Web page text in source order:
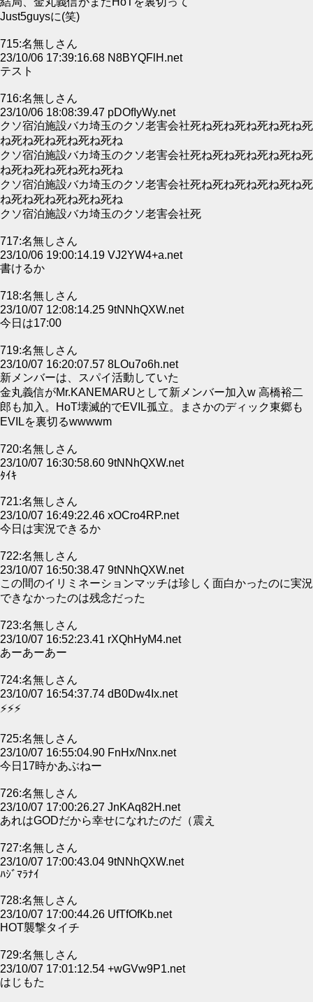
Just5guysに(笑)
715:名無しさん
23/10/06 17:39:16.68 N8BYQFlH.net
テスト
716:名無しさん
23/10/06 18:08:39.47 pDOfIyWy.net
クソ宿泊施設バカ埼玉のクソ老害会社死ね死ね死ね死ね死ね死
ね死ね死ね死ね死ね死ね
クソ宿泊施設バカ埼玉のクソ老害会社死ね死ね死ね死ね死ね死
ね死ね死ね死ね死ね死ね
クソ宿泊施設バカ埼玉のクソ老害会社死ね死ね死ね死ね死ね死
ね死ね死ね死ね死ね死ね
クソ宿泊施設バカ埼玉のクソ老害会社死
717:名無しさん
23/10/06 19:00:14.19 VJ2YW4+a.net
書けるか
718:名無しさん
23/10/07 12:08:14.25 9tNNhQXW.net
今日は17:00
719:名無しさん
23/10/07 16:20:07.57 8LOu7o6h.net
新メンバーは、スパイ活動していた
金丸義信がMr.KANEMARUとして新メンバー加入w 高橋裕二
郎も加入。HoT壊滅的でEVIL孤立。まさかのディック東郷も
EVILを裏切るwwwwm
720:名無しさん
23/10/07 16:30:58.60 9tNNhQXW.net
ﾀｲｷ
721:名無しさん
23/10/07 16:49:22.46 xOCro4RP.net
今日は実況できるか
722:名無しさん
23/10/07 16:50:38.47 9tNNhQXW.net
この間のイリミネーションマッチは珍しく面白かったのに実況
できなかったのは残念だった
723:名無しさん
23/10/07 16:52:23.41 rXQhHyM4.net
あーあーあー
724:名無しさん
23/10/07 16:54:37.74 dB0Dw4Ix.net
⚡⚡⚡
725:名無しさん
23/10/07 16:55:04.90 FnHx/Nnx.net
今日17時かあぶねー
726:名無しさん
23/10/07 17:00:26.27 JnKAq82H.net
あれはGODだから幸せになれたのだ（震え
727:名無しさん
23/10/07 17:00:43.04 9tNNhQXW.net
ﾊｼﾞﾏﾗﾅｲ
728:名無しさん
23/10/07 17:00:44.26 UfTfOfKb.net
HOT襲撃タイチ
729:名無しさん
23/10/07 17:01:12.54 +wGVw9P1.net
はじもた